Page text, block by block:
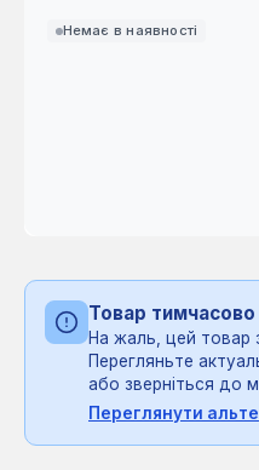
Немає в наявності
Товар тимчасово
На жаль, цей товар
Перегляньте
або зверніться до
Переглянути